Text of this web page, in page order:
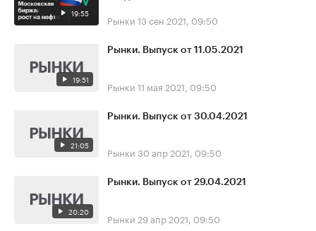
19:55 Рынки 13 сен 2021, 09:50
19:51
Рынки. Выпуск от 11.05.2021
Рынки 11 мая 2021, 09:50
21:05
Рынки. Выпуск от 30.04.2021
Рынки 30 апр 2021, 09:50
20:20
Рынки. Выпуск от 29.04.2021
Рынки 29 апр 2021, 09:50